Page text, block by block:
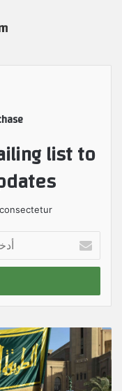
list to
خ
ب
ي
ك
ل